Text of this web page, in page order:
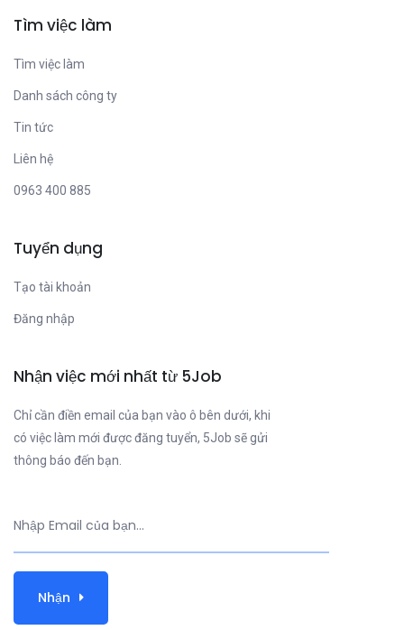
Tìm việc làm
Tìm việc làm
Danh sách công ty
Tin tức
Liên hệ
0963 400 885
Tuyển dụng
Tạo tài khoản
Đăng nhập
Nhận việc mới nhất từ 5Job
Chỉ cần điền email của bạn vào ô bên dưới, khi
có việc làm mới được đăng tuyển, 5Job sẽ gửi
thông báo đến bạn.
Nhận